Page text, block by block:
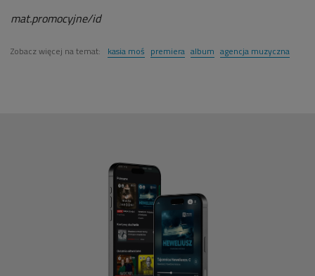
mat.promocyjne/id
Zobacz więcej na temat: kasia moś premiera album agencja muzyczna